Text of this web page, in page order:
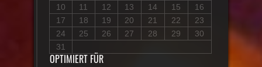
10
11 12 13 14 15
16
17
18 19 20 21 22
23
24
25 26 27 28 29
30
31
OPTIMIERT FÜR